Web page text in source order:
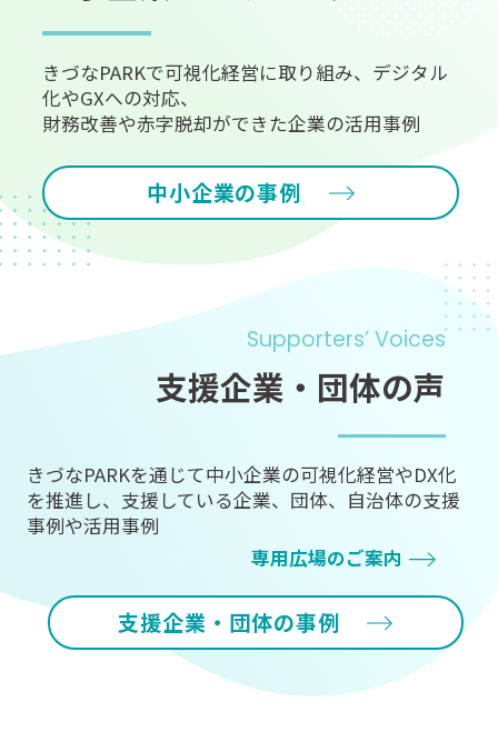
きづなPARKで可視化経営に取り組み、デジタル
化やGXへの対応、
財務改善や赤字脱却ができた企業の活用事例
中小企業の事例
Supporters’ Voices
支援企業・団体の声
きづなPARKを通じて中小企業の可視化経営やDX化
を推進し、支援している企業、団体、自治体の支援
事例や活用事例
専用広場のご案内
支援企業・団体の事例